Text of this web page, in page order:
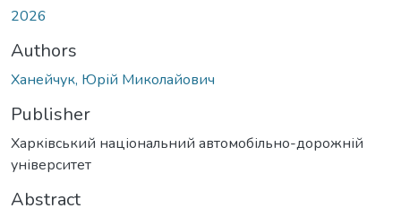
2026
Authors
Ханейчук, Юрій Миколайович
Publisher
Харківський національний автомобільно-дорожній
університет
Abstract